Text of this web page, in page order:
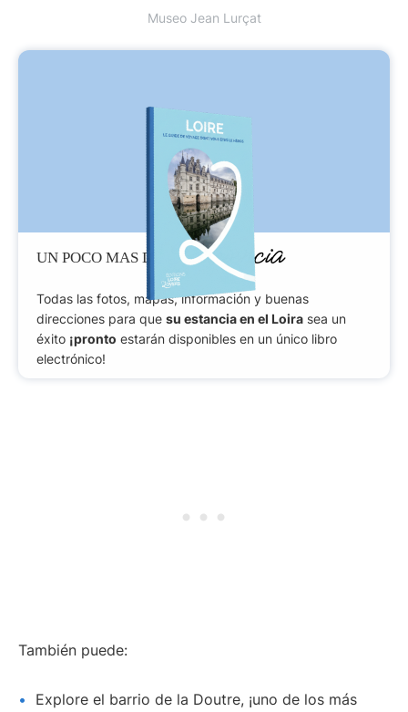
Museo Jean Lurçat
UN POCO MAS DE Paciencia
Todas las fotos, mapas, información y buenas
direcciones para que su estancia en el Loira sea un
éxito ¡pronto estarán disponibles en un único libro
electrónico!
También puede:
Explore el barrio de la Doutre, ¡uno de los más